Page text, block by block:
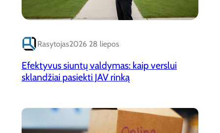
Rasytojas2026 28 liepos
Efektyvus siuntų valdymas: kaip verslui
sklandžiai pasiekti JAV rinką